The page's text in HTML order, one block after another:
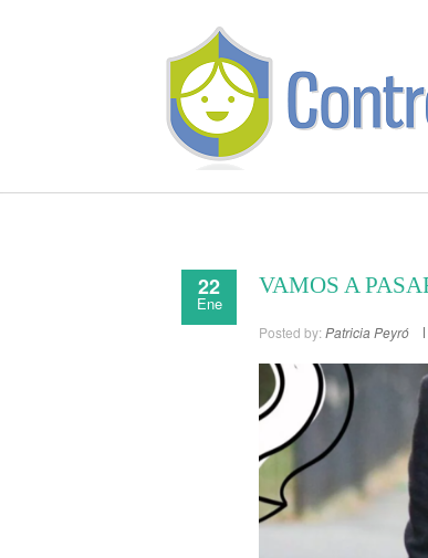
22
Ene
VAMOS A
Posted by: Patricia Peyró